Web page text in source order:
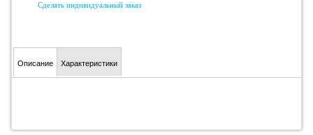
Сделать индивидуальный заказ
Описание Характеристики